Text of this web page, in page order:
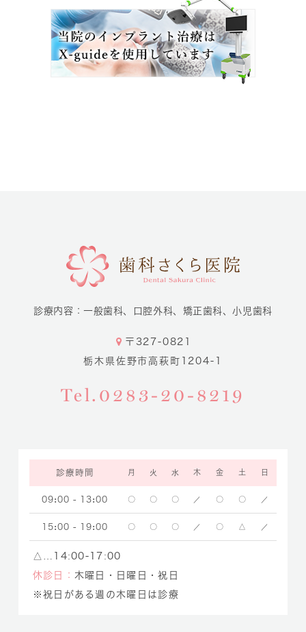
診療内容：一般歯科、口腔外科、矯正歯科、小児歯科
〒327-0821
栃木県佐野市高萩町1204-1
Tel.0283-20-8219
診療時間 月 火 水 木 金 土 日
09:00 - 13:00 〇 〇 〇 ／ 〇 〇 ／
15:00 - 19:00 〇 〇 〇 ／ 〇 △ ／
△…14:00-17:00
休診日： 木曜日・日曜日・祝日
※祝日がある週の木曜日は診療